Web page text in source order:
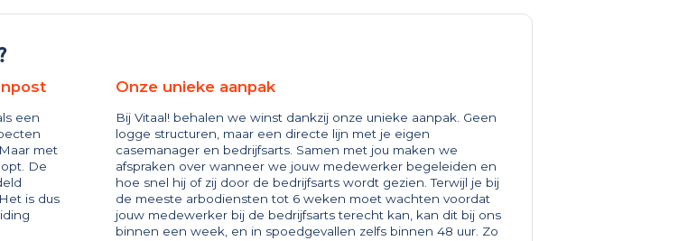
een
met
De
is dus
Onze unieke aanpak
Bij Vitaal! behalen we winst dankzij onze unieke aanpak. Geen
logge structuren, maar een directe lijn met je eigen
casemanager en bedrijfsarts. Samen met jou maken we
afspraken over wanneer we jouw medewerker begeleiden en
hoe snel hij of zij door de bedrijfsarts wordt gezien. Terwijl je bij
de meeste arbodiensten tot 6 weken moet wachten voordat
jouw medewerker bij de bedrijfsarts terecht kan, kan dit bij ons
binnen een week, en in spoedgevallen zelfs binnen 48 uur. Zo